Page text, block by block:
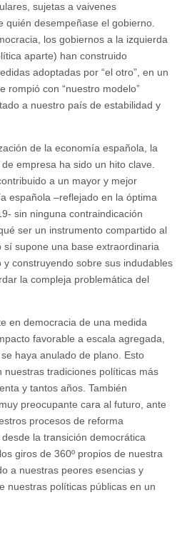
sujetas a vaivenes
quién desempeñase el gobierno.
los gobiernos a la izquierda
aparte) han construido
adoptadas por “el otro”, en un
rompió con “nuestro modelo”
a nuestro país de estabilidad y
de la economía española, la
empresa ha sido un hito clave.
a un mayor y mejor
española –reflejado en la óptima
sin ninguna contraindicación
ser un instrumento compartido al
sí supone una base extraordinaria
construyendo sobre sus indudables
la compleja problemática del
en democracia de una medida
favorable a escala agregada,
haya anulado de plano. Esto
tradiciones políticas más
y tantos años. También
preocupante cara al futuro, ante
procesos de reforma
la transición democrática
giros de 360º propios de nuestra
a nuestras peores esencias y
nuestras políticas públicas en un